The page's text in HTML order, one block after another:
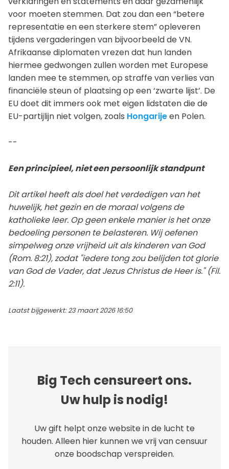
voor moeten stemmen. Dat zou dan een “betere
representatie en een sterkere stem” opleveren
tijdens vergaderingen van bijvoorbeeld de VN.
Afrikaanse diplomaten vrezen dat hun landen
hiermee gedwongen zullen worden met Europese
landen mee te stemmen, op straffe van verlies van
financiële steun of plaatsing op een ‘zwarte lijst’. De
EU doet dit immers ook met eigen lidstaten die de
EU-partijlijn niet volgen, zoals Hongarijeen Polen.
--
Een principieel, niet een persoonlijk standpunt
Dit artikel heeft als doel het verdedigen van het
huwelijk, het gezin en de moraal volgens de
katholieke leer. Op geen enkele manier is het onze
bedoeling personen te belasteren. Wij oefenen
simpelweg onze vrijheid uit als kinderen van God
(Rom. 8:21), zodat "iedere tong zou belijden tot glorie
van God de Vader, dat Jezus Christus de Heer is." (Fil.
2:11).
Laatst bijgewerkt: 23 maart 2026 16:50
Big Tech censureert ons.
Uw hulp is nodig!
Uw gift helpt onze website in de lucht te
houden. Alleen hier kunnen we vrij van censuur
onze boodschap verspreiden.